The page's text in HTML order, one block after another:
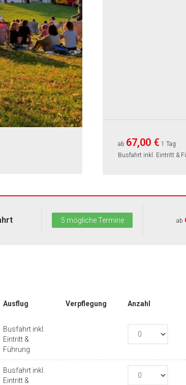
ab 67,00 € 1 Tag
Busfahrt inkl. Eintritt &
5 mögliche Termine ab
Ausflug Verpflegung Anzahl
Busfahrt inkl.
Eintritt &
Führung
Busfahrt inkl.
Eintritt &